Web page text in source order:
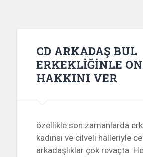
CD ARKADAŞ BUL
ERKEKLİĞİNLE
HAKKINI VER
özellikle son zamanlarda
kadınsı ve cilveli halleriyle
arkadaşlıklar çok revaçta.